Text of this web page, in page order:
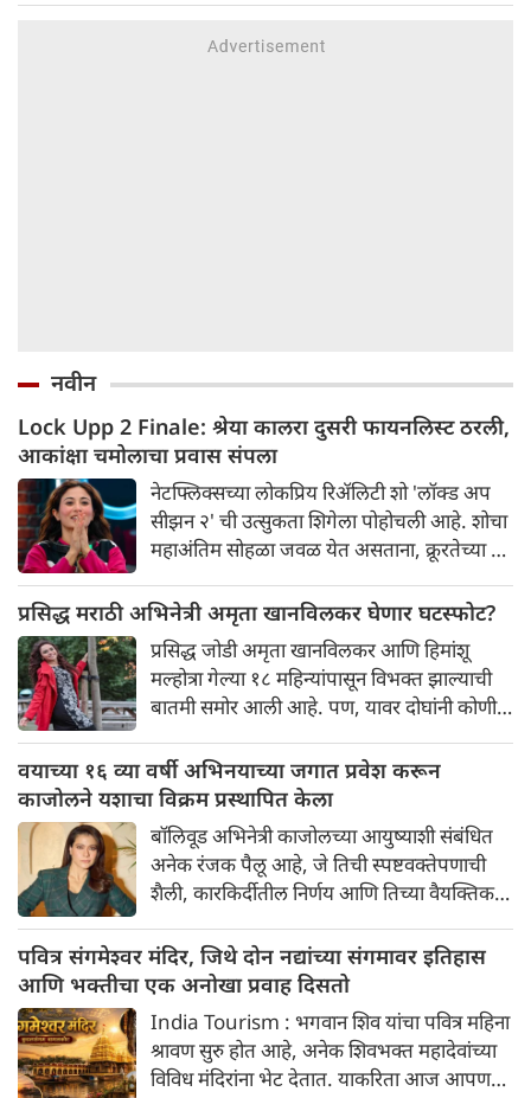
नवीन
Lock Upp 2 Finale: श्रेया कालरा दुसरी फायनलिस्ट ठरली,
आकांक्षा चमोलाचा प्रवास संपला
नेटफ्लिक्सच्या लोकप्रिय रिॲलिटी शो 'लॉक्ड अप
सीझन २' ची उत्सुकता शिगेला पोहोचली आहे. शोचा
महाअंतिम सोहळा जवळ येत असताना, क्रूरतेच्या या
एपिसोडमधील एका मोठ्या ट्विस्टने प्रेक्षक आणि
घरातील सदस्य दोघांनाही धक्का दिला असून, शोला
आपला दुसरा फायनलिस्टही मिळाला आहे.
प्रसिद्ध मराठी अभिनेत्री अमृता खानविलकर घेणार घटस्फोट?
प्रसिद्ध जोडी अमृता खानविलकर आणि हिमांशू
मल्होत्रा ​​गेल्या १८ महिन्यांपासून विभक्त झाल्याची
बातमी समोर आली आहे. पण, यावर दोघांनी कोणीही
वयाच्या १६ व्या वर्षी अभिनयाच्या जगात प्रवेश करून
काजोलने यशाचा विक्रम प्रस्थापित केला
बॉलिवूड अभिनेत्री काजोलच्या आयुष्याशी संबंधित
अनेक रंजक पैलू आहे, जे तिची स्पष्टवक्तेपणाची
शैली, कारकिर्दीतील निर्णय आणि तिच्या वैयक्तिक
पवित्र संगमेश्वर मंदिर, जिथे दोन नद्यांच्या संगमावर इतिहास
आणि भक्तीचा एक अनोखा प्रवाह दिसतो
India Tourism : भगवान शिव यांचा पवित्र महिना
श्रावण सुरु होत आहे, अनेक शिवभक्त महादेवांच्या
विविध मंदिरांना भेट देतात. याकरिता आज आपण